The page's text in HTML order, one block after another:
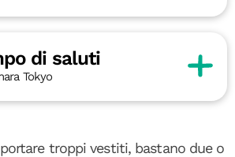
di saluti
Tokyo
troppi vestiti, bastano due o